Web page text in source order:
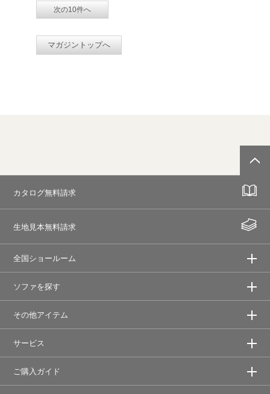
次の10件へ
マガジントップへ
カタログ無料請求
生地見本無料請求
全国ショールーム
ソファを探す
その他アイテム
サービス
ご購入ガイド